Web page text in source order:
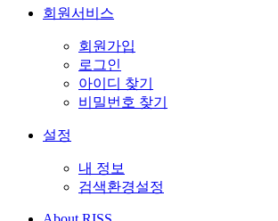
회원서비스
회원가입
로그인
아이디 찾기
비밀번호 찾기
설정
내 정보
검색환경설정